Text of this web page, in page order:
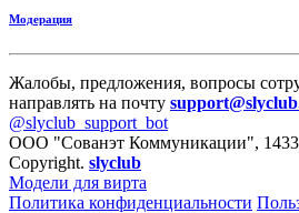
Модерация
Жалобы, предложения, вопросы
направлять на почту
@slyclub_support_bot
ООО "Сованэт Коммуникации",
Copyright. slyclub
Модели для вирта
Политика конфиденциальности